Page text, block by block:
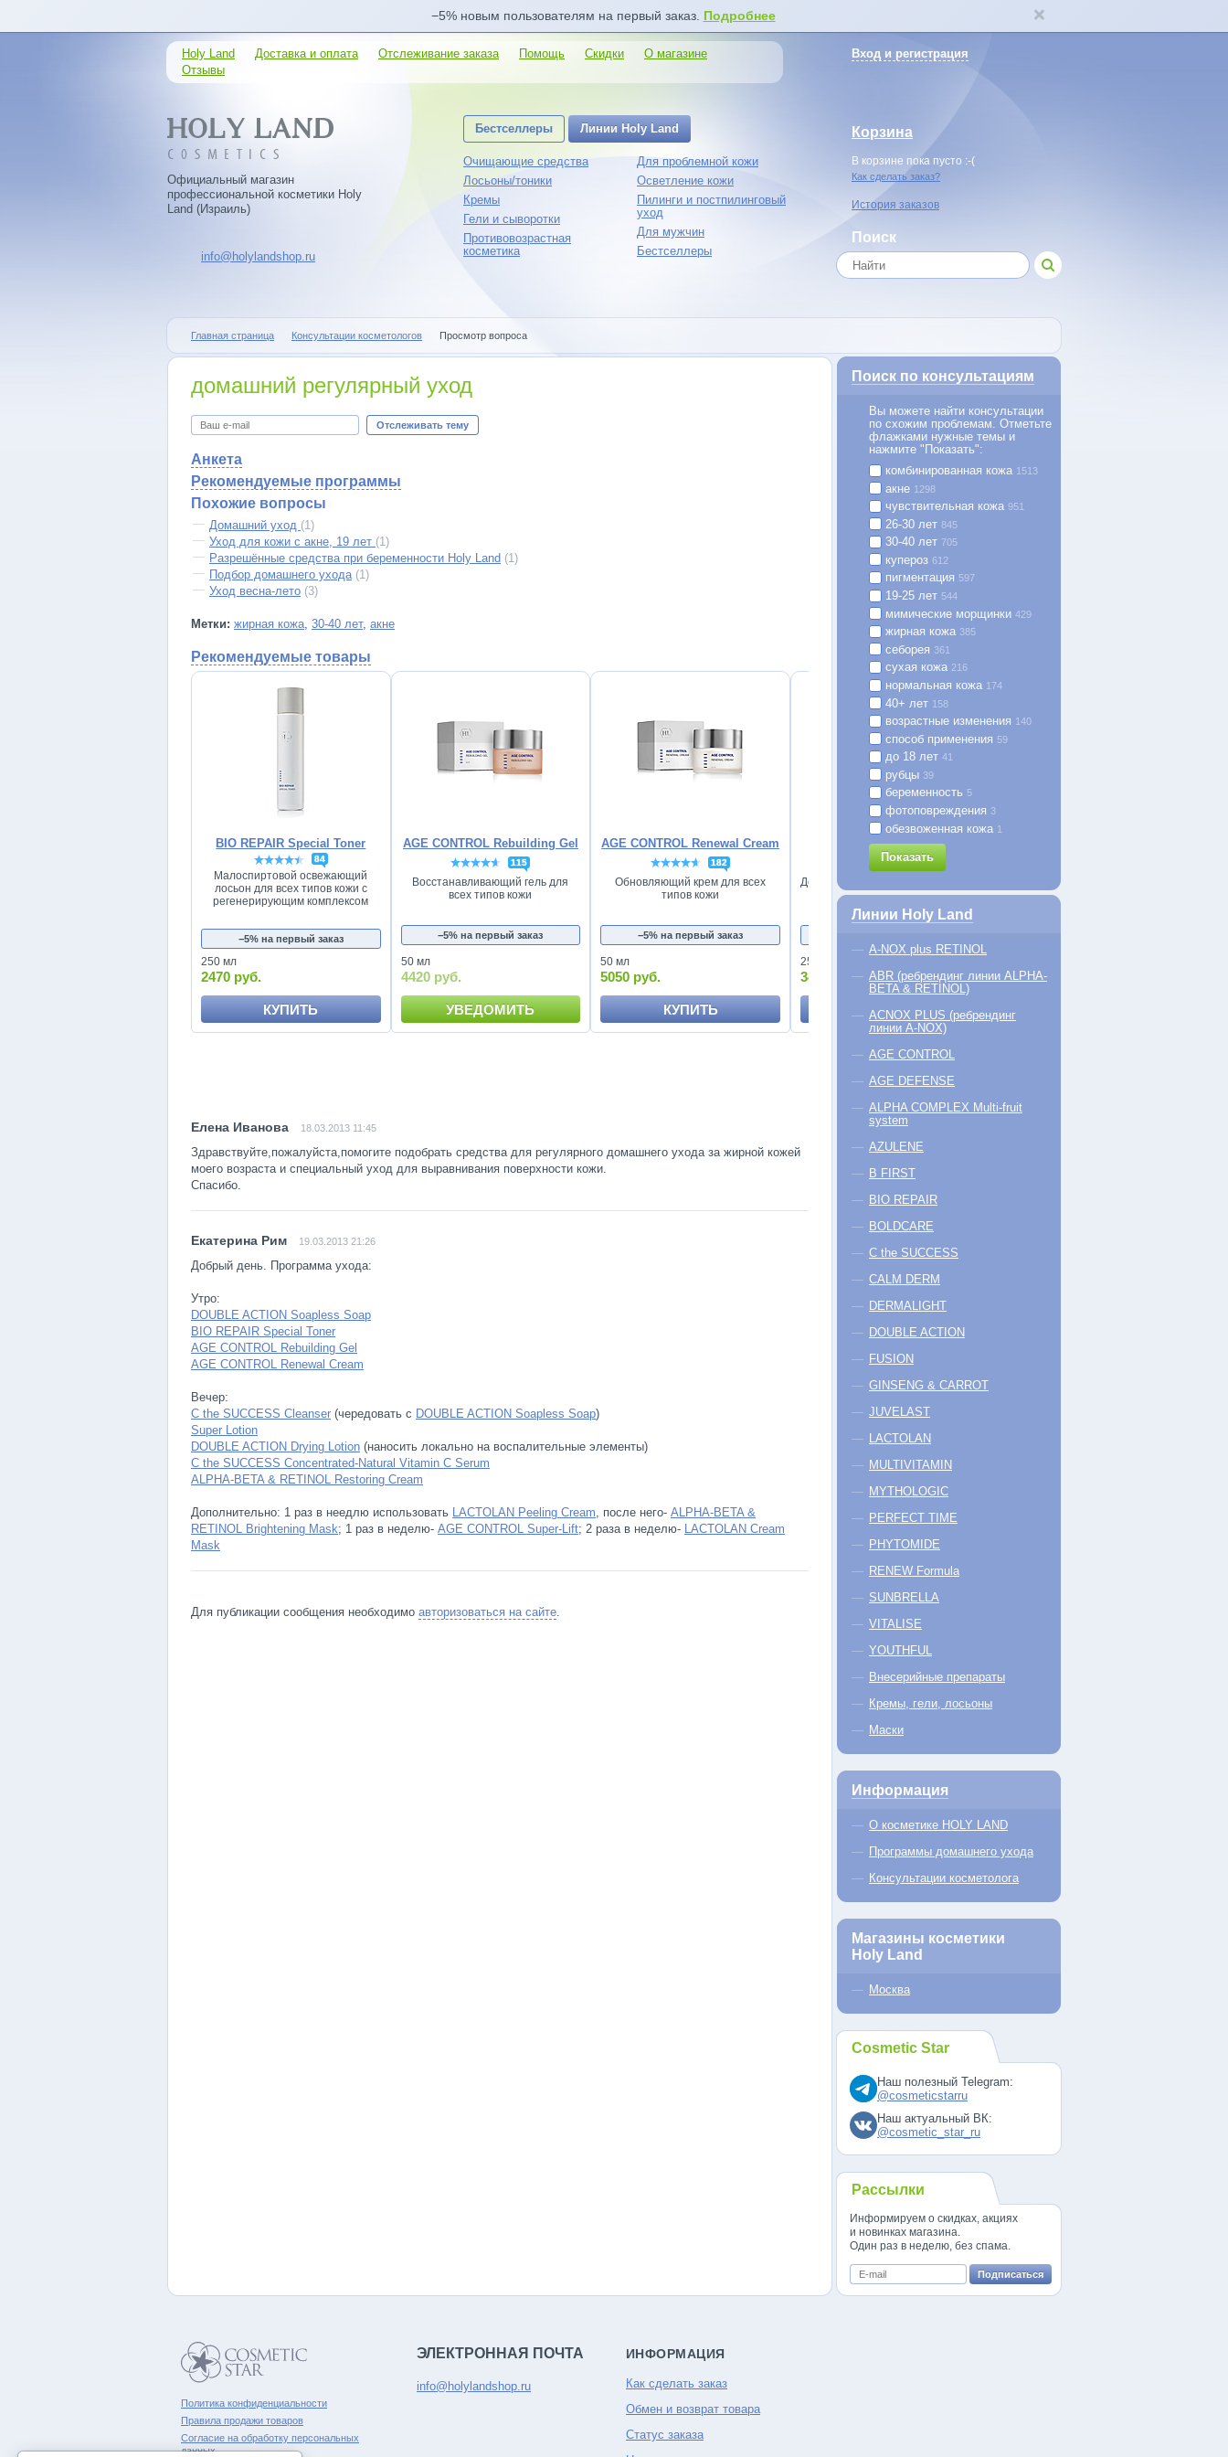
−5% новым пользователям на первый заказ. Подробнее
Вход и регистрация
Holy Land Доставка и оплата Отслеживание заказа Помощь Скидки
О магазине
Отзывы
Официальный магазин
профессиональной косметики Holy
Land (Израиль)
info@holylandshop.ru
Бестселлеры Линии Holy Land
Очищающие средства
Лосьоны/тоники
Кремы
Гели и сыворотки
Противовозрастная
косметика
Для проблемной кожи
Осветление кожи
Пилинги и постпилинговый
уход
Для мужчин
Бестселлеры
Корзина
В корзине пока пусто :-(
Как сделать заказ?
История заказов
Поиск
Главная страница Консультации косметологов Просмотр вопроса
домашний регулярный уход
Отслеживать тему
Анкета
Рекомендуемые программы
Похожие вопросы
Домашний уход (1)
Уход для кожи с акне, 19 лет (1)
Разрешённые средства при беременности Holy Land (1)
Подбор домашнего ухода (1)
Уход весна-лето (3)
Метки: жирная кожа, 30-40 лет, акне
Рекомендуемые товары
BIO REPAIR Special Toner
84
Малоспиртовой освежающий
лосьон для всех типов кожи с
регенерирующим комплексом
−5% на первый заказ
250 мл
2470 руб.
КУПИТЬ
AGE CONTROL Rebuilding Gel
115
Восстанавливающий гель для
всех типов кожи
−5% на первый заказ
50 мл
4420 руб.
УВЕДОМИТЬ
AGE CONTROL Renewal Cream
182
Обновляющий крем для всех
типов кожи
−5% на первый заказ
50 мл
5050 руб.
КУПИТЬ
C the SUCCESS Cleanser
315
Деликатное очищающее средство
для всех типов кожи
250 мл
3470 руб.
КУПИТЬ
размягчения и растворения
открытых и закрытых комедонов
3420 руб.
18.03.2013 11:45
Здравствуйте,пожалуйста,помогите подобрать средства для регулярного домашнего ухода за жирной кожей
моего возраста и специальный уход для выравнивания поверхности кожи.
Спасибо.
19.03.2013 21:26
Добрый день. Программа ухода:
Утро:
DOUBLE ACTION Soapless Soap
BIO REPAIR Special Toner
AGE CONTROL Rebuilding Gel
AGE CONTROL Renewal Cream
Вечер:
C the SUCCESS Cleanser (чередовать с DOUBLE ACTION Soapless Soap)
Super Lotion
DOUBLE ACTION Drying Lotion (наносить локально на воспалительные элементы)
C the SUCCESS Concentrated-Natural Vitamin C Serum
ALPHA-BETA & RETINOL Restoring Cream
Дополнительно: 1 раз в неедлю использовать LACTOLAN Peeling Cream, после него- ALPHA-BETA &
RETINOL Brightening Mask; 1 раз в неделю- AGE CONTROL Super-Lift; 2 раза в неделю- LACTOLAN Cream
Mask
Для публикации сообщения необходимо авторизоваться на сайте.
Поиск по консультациям
Вы можете найти консультации
по схожим проблемам. Отметьте
флажками нужные темы и
нажмите "Показать":
комбинированная кожа 1513
акне 1298
чувствительная кожа 951
26-30 лет 845
30-40 лет 705
купероз 612
пигментация 597
19-25 лет 544
мимические морщинки 429
жирная кожа 385
себорея 361
сухая кожа 216
нормальная кожа 174
40+ лет 158
возрастные изменения 140
способ применения 59
до 18 лет 41
рубцы 39
беременность 5
фотоповреждения 3
обезвоженная кожа 1
Показать
Линии Holy Land
A-NOX plus RETINOL
ABR (ребрендинг линии ALPHA-
BETA & RETINOL)
ACNOX PLUS (ребрендинг
линии A-NOX)
AGE CONTROL
AGE DEFENSE
ALPHA COMPLEX Multi-fruit
system
AZULENE
B FIRST
BIO REPAIR
BOLDCARE
C the SUCCESS
CALM DERM
DERMALIGHT
DOUBLE ACTION
FUSION
GINSENG & CARROT
JUVELAST
LACTOLAN
MULTIVITAMIN
MYTHOLOGIC
PERFECT TIME
PHYTOMIDE
RENEW Formula
SUNBRELLA
VITALISE
YOUTHFUL
Внесерийные препараты
Кремы, гели, лосьоны
Маски
Информация
О косметике HOLY LAND
Программы домашнего ухода
Консультации косметолога
Магазины косметики
Holy Land
Москва
Cosmetic Star
Наш полезный Telegram:
@cosmeticstarru
Наш актуальный ВК:
@cosmetic_star_ru
Рассылки
Информируем о скидках, акциях
и новинках магазина.
Один раз в неделю, без спама.
Политика конфиденциальности
Правила продажи товаров
Согласие на обработку персональных
данных
ЭЛЕКТРОННАЯ ПОЧТА
info@holylandshop.ru
ИНФОРМАЦИЯ
Как сделать заказ
Обмен и возврат товара
Статус заказа